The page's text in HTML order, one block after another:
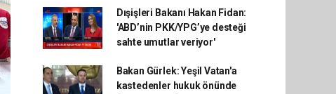
Dışişleri Bakanı Hakan Fidan:
'ABD’nin PKK/YPG’ye desteği
sahte umutlar veriyor'
Bakan Gürlek: Yeşil Vatan'a
kastedenler hukuk önünde